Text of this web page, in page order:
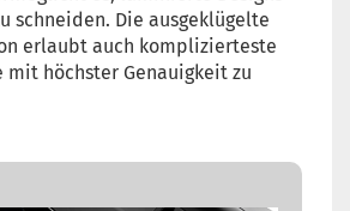
schneiden. Die ausgeklügelte
erlaubt auch komplizierteste
mit höchster Genauigkeit zu